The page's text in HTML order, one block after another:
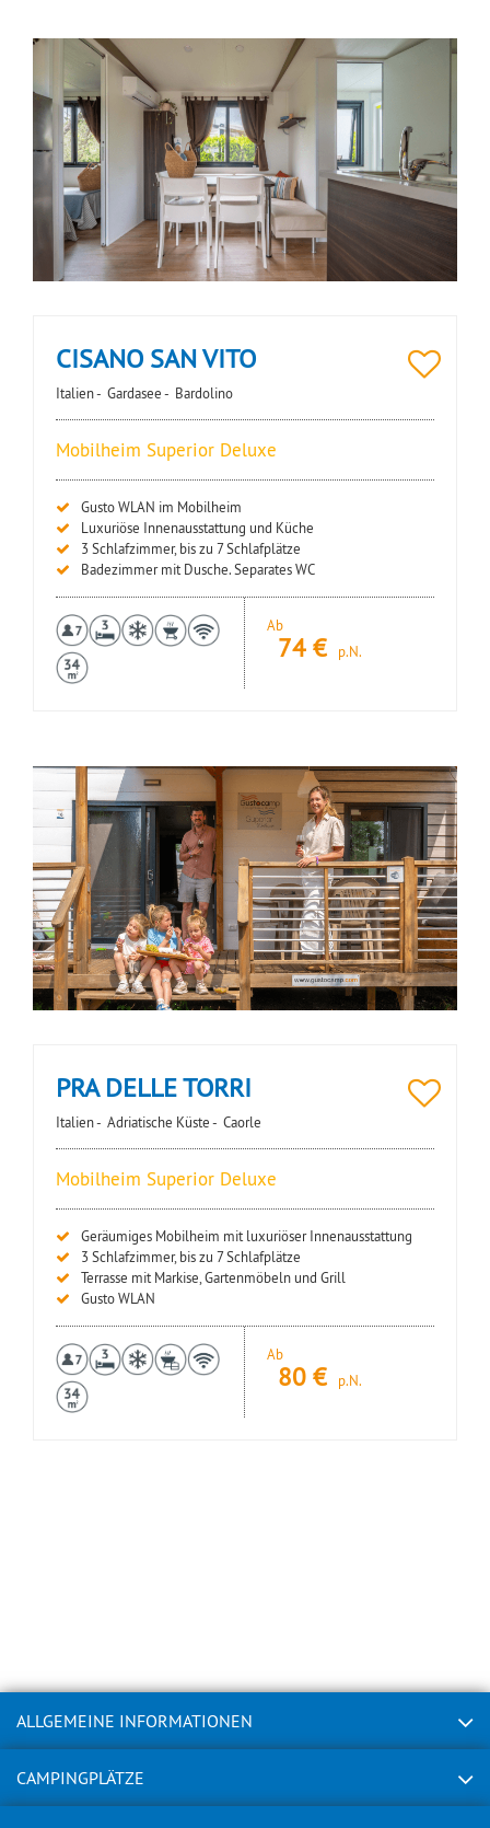
CISANO SAN VITO
Italien - Gardasee - Bardolino
Mobilheim Superior Deluxe
Gusto WLAN im Mobilheim
Luxuriöse Innenausstattung und Küche
3 Schlafzimmer, bis zu 7 Schlafplätze
Badezimmer mit Dusche. Separates WC
Ab
74 € p.N.
PRA DELLE TORRI
Italien - Adriatische Küste - Caorle
Mobilheim Superior Deluxe
Geräumiges Mobilheim mit luxuriöser Innenausstattung
3 Schlafzimmer, bis zu 7 Schlafplätze
Terrasse mit Markise, Gartenmöbeln und Grill
Gusto WLAN
Ab
80 € p.N.
ALLGEMEINE INFORMATIONEN
CAMPINGPLÄTZE